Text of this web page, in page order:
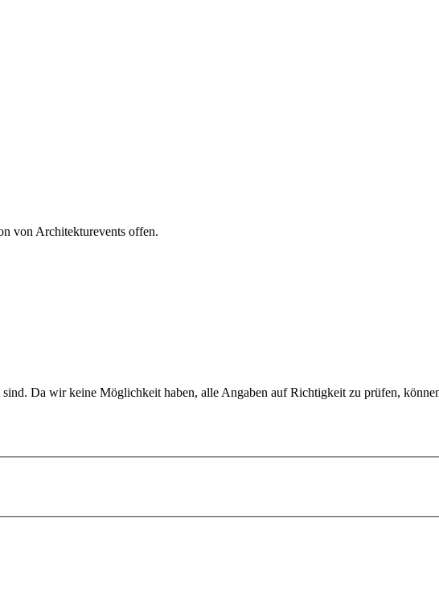
von Architekturevents offen.
Da wir keine Möglichkeit haben, alle Angaben auf Richtigkeit zu prüfen,